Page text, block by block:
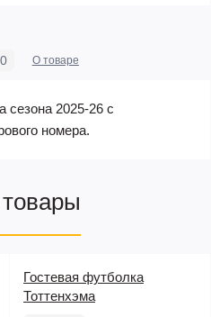
0 О товаре
сезона 2025-26 с
номера.
Гостевая футболка
Тоттенхэма